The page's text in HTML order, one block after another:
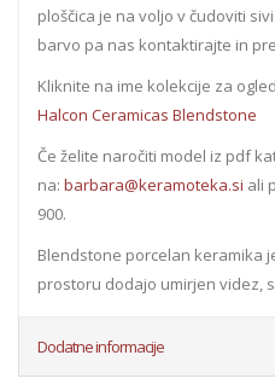
ploščica je na voljo v čudoviti
barvo pa nas kontaktirajte in
Kliknite na ime kolekcije za
Halcon Ceramicas Blendstone
Če želite naročiti model iz pdf
na: barbara@keramoteka.si ali
900.
Blendstone porcelan keramika
prostoru dodajo umirjen videz,
Dodatne informacije